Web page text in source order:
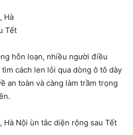
hỗn loạn, nhiều người điều
cách len lỏi qua dòng ô tô dày
an toàn và càng làm trầm trọng